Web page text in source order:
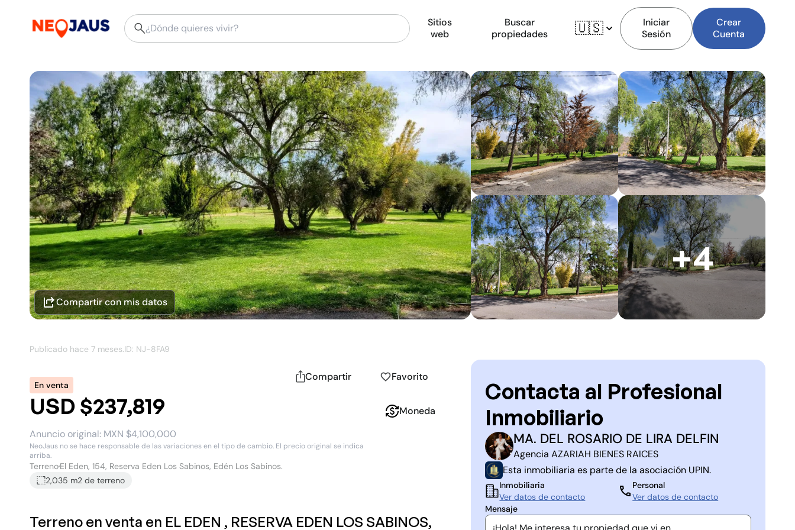
Sitios
web
Buscar
propiedades
🇺🇸
Iniciar
Sesión
Crear
Cuenta
Compartir con mis datos
+4
Publicado hace 7 meses.ID: NJ-8FA9
En venta
Compartir Favorito
USD $237,819
Anuncio original: MXN $4,100,000
NeoJaus no se hace responsable de las variaciones en el tipo de cambio. El precio original se indica
arriba.
Moneda
TerrenoEl Eden, 154, Reserva Eden Los Sabinos, Edén Los Sabinos.
2,035 m2 de terreno
Terreno en venta en EL EDEN , RESERVA EDEN LOS SABINOS,
Contacta al Profesional
Inmobiliario
MD MA. DEL ROSARIO DE LIRA DELFIN
AgenciaAZARIAH BIENES RAICES
Esta inmobiliaria es parte de la asociación UPIN.
Inmobiliaria
Ver datos de contacto
Personal
Ver datos de contacto
Mensaje